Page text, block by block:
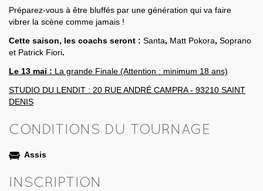
Préparez-vous à être bluffés par une génération qui va faire
vibrer la scène comme jamais !
Cette saison, les coachs seront : Santa, Matt Pokora, Soprano
et Patrick Fiori.
Le 13 mai : La grande Finale (Attention : minimum 18 ans)
STUDIO DU LENDIT : 20 RUE ANDRÉ CAMPRA - 93210 SAINT
DENIS
CONDITIONS DU TOURNAGE
Assis
INSCRIPTION